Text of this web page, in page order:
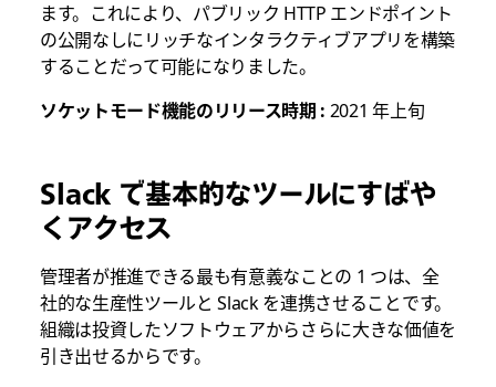
ます。これにより、パブリック HTTP エンドポイント
の公開なしにリッチなインタラクティブアプリを構築
することだって可能になりました。
ソケットモード機能のリリース時期 : 2021 年上旬
Slack で基本的なツールにすばや
くアクセス
管理者が推進できる最も有意義なことの 1 つは、全
社的な生産性ツールと Slack を連携させることです。
組織は投資したソフトウェアからさらに大きな価値を
引き出せるからです。